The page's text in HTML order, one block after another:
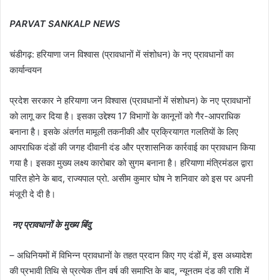
PARVAT SANKALP NEWS
चंडीगढ़: हरियाणा जन विश्वास (प्रावधानों में संशोधन) के नए प्रावधानों का
कार्यान्वयन
प्रदेश सरकार ने हरियाणा जन विश्वास (प्रावधानों में संशोधन) के नए प्रावधानों
को लागू कर दिया है। इसका उद्देश्य 17 विभागों के कानूनों को गैर-आपराधिक
बनाना है। इसके अंतर्गत मामूली तकनीकी और प्रक्रियागत गलतियों के लिए
आपराधिक दंडों की जगह दीवानी दंड और प्रशासनिक कार्रवाई का प्रावधान किया
गया है। इसका मुख्य लक्ष्य कारोबार को सुगम बनाना है। हरियाणा मंत्रिमंडल द्वारा
पारित होने के बाद, राज्यपाल प्रो. असीम कुमार घोष ने शनिवार को इस पर अपनी
मंजूरी दे दी है।
नए प्रावधानों के मुख्य बिंदु
– अधिनियमों में विभिन्न प्रावधानों के तहत प्रदान किए गए दंडों में, इस अध्यादेश
की प्रभावी तिथि से प्रत्येक तीन वर्ष की समाप्ति के बाद, न्यूनतम दंड की राशि में